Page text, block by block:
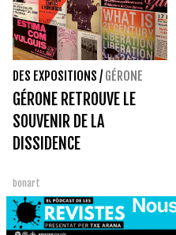
DES EXPOSITIONS / GÉRONE
GÉRONE RETROUVE LE
SOUVENIR DE LA
DISSIDENCE
bonart